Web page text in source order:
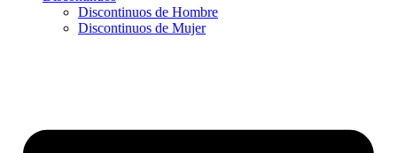
Discontinuos de Hombre
Discontinuos de Mujer